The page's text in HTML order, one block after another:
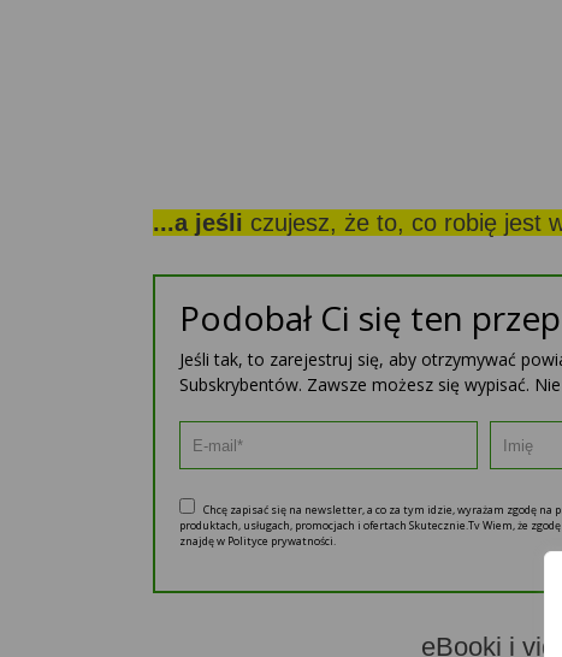
...a jeśli czujesz, że to, co robię jest
Podobał Ci się ten
Jeśli tak, to zarejestruj się, aby otrzymywać
Subskrybentów. Zawsze możesz się wypisać.
Chcę zapisać się na newsletter, a co za tym idzie, wyrażam zgodę
produktach, usługach, promocjach i ofertach Skutecznie.Tv Wiem, że
znajdę w Polityce prywatności.
eBooki i